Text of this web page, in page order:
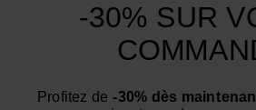
Categorías
¿Necesita consejo? ¿Tiene
Estamos a su servicio de lunes a
-30% SUR
Profitez de -30% dès